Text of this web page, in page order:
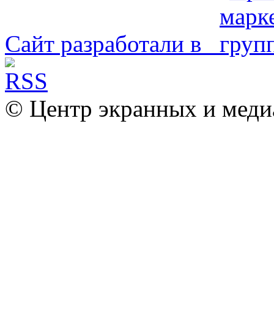
Сайт разработали в
© Центр экранных и